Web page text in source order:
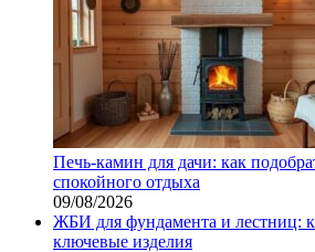
Печь-камин для дачи: как
спокойного отдыха
09/08/2026
ЖБИ для фундамента и лестниц:
ключевые изделия